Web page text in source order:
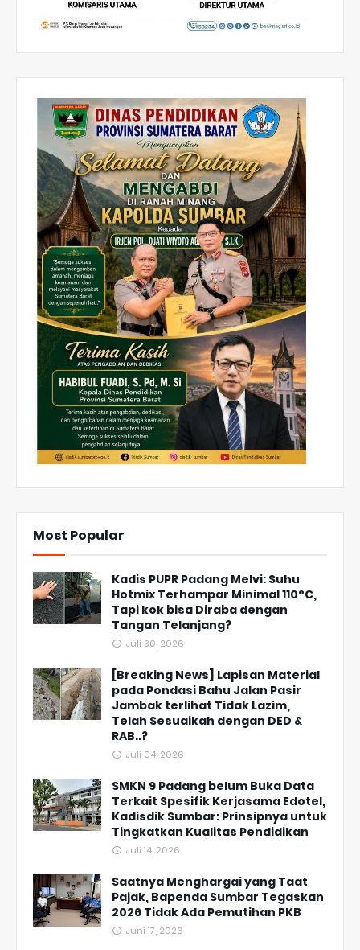
Most Popular
Kadis PUPR Padang Melvi: Suhu
Hotmix Terhampar Minimal 110°C,
Tapi kok bisa Diraba dengan
Tangan Telanjang?
Juli 30, 2026
[Breaking News] Lapisan Material
pada Pondasi Bahu Jalan Pasir
Jambak terlihat Tidak Lazim,
Telah Sesuaikah dengan DED &
RAB..?
Juli 04, 2026
SMKN 9 Padang belum Buka Data
Terkait Spesifik Kerjasama Edotel,
Kadisdik Sumbar: Prinsipnya untuk
Tingkatkan Kualitas Pendidikan
Juli 14, 2026
Saatnya Menghargai yang Taat
Pajak, Bapenda Sumbar Tegaskan
2026 Tidak Ada Pemutihan PKB
Juni 17, 2026